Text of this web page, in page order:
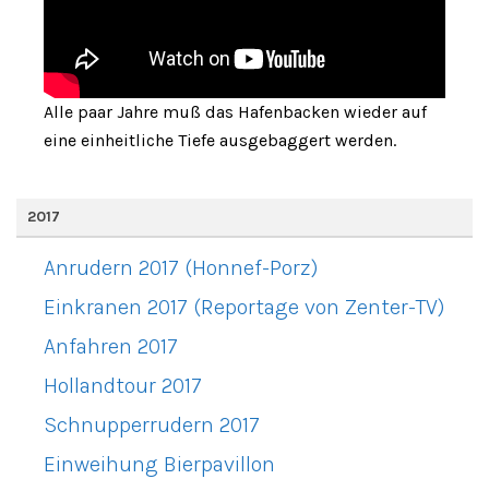
Alle paar Jahre muß das Hafenbacken wieder auf
eine einheitliche Tiefe ausgebaggert werden.
2017
Anrudern 2017 (Honnef-Porz)
Einkranen 2017 (Reportage von Zenter-TV)
Anfahren 2017
Hollandtour 2017
Schnupperrudern 2017
Einweihung Bierpavillon